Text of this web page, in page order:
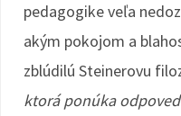
pedagogike veľa
akým pokojom a
zblúdilú Steinerovu
ktorá ponúka